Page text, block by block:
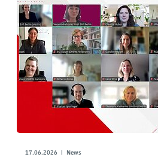
17.06.2026 | News